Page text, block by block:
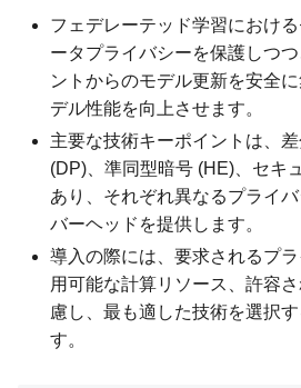
フェデレーテッド学習におけ
ータプライバシーを保護しつ
ントからのモデル更新を安全
デル性能を向上させます。
主要な技術キーポイントは、
(DP)、準同型暗号 (HE)、セキ
あり、それぞれ異なるプライ
バーヘッドを提供します。
導入の際には、要求されるプ
用可能な計算リソース、許容
慮し、最も適した技術を選択
す。